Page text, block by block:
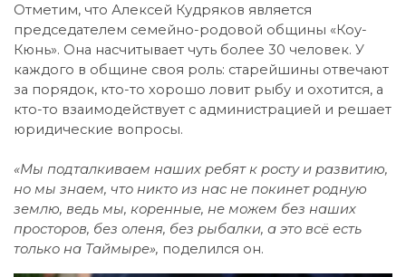
Отметим, что Алексей Кудряков является
председателем семейно-родовой общины «Коу-
Кюнь». Она насчитывает чуть более 30 человек. У
каждого в общине своя роль: старейшины отвечают
за порядок, кто-то хорошо ловит рыбу и охотится, а
кто-то взаимодействует с администрацией и решает
юридические вопросы.
«Мы подталкиваем наших ребят к росту и развитию,
но мы знаем, что никто из нас не покинет родную
землю, ведь мы, коренные, не можем без наших
просторов, без оленя, без рыбалки, а это всё есть
только на Таймыре», поделился он.